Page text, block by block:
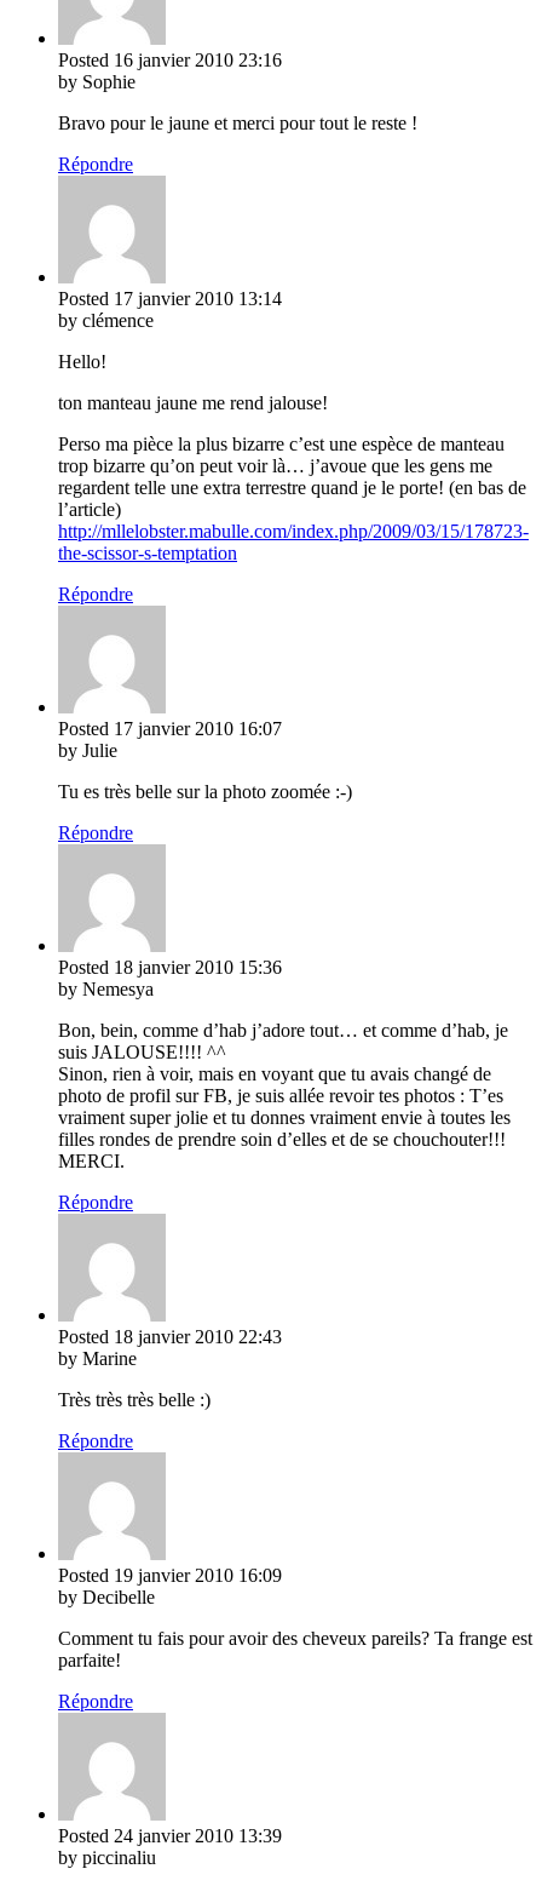
Posted 16 janvier 2010 23:16
by Sophie
Bravo pour le jaune et merci pour tout le reste !
Répondre
Posted 17 janvier 2010 13:14
by clémence
Hello!
ton manteau jaune me rend jalouse!
Perso ma pièce la plus bizarre c’est une espèce de manteau
trop bizarre qu’on peut voir là… j’avoue que les gens me
regardent telle une extra terrestre quand je le porte! (en bas de
l’article)
http://mllelobster.mabulle.com/index.php/2009/03/15/178723-
the-scissor-s-temptation
Répondre
Posted 17 janvier 2010 16:07
by Julie
Tu es très belle sur la photo zoomée :-)
Répondre
Posted 18 janvier 2010 15:36
by Nemesya
Bon, bein, comme d’hab j’adore tout… et comme d’hab, je
suis JALOUSE!!!! ^^
Sinon, rien à voir, mais en voyant que tu avais changé de
photo de profil sur FB, je suis allée revoir tes photos : T’es
vraiment super jolie et tu donnes vraiment envie à toutes les
filles rondes de prendre soin d’elles et de se chouchouter!!!
MERCI.
Répondre
Posted 18 janvier 2010 22:43
by Marine
Très très très belle :)
Répondre
Posted 19 janvier 2010 16:09
by Decibelle
Comment tu fais pour avoir des cheveux pareils? Ta frange est
parfaite!
Répondre
Posted 24 janvier 2010 13:39
by piccinaliu